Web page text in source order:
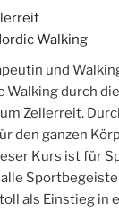
Walking
und
Walking durch
Zellerreit.
den ganzen
Kurs ist für
als Einstieg in